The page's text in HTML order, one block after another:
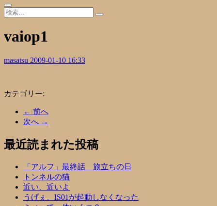
vaiop1
masatsu 2009-01-10 16:33
カテゴリー:
← 前へ
次へ →
最近読まれた投稿
「アルフ」最終話 旅立ちの日
トンネルの猫
近い、近いよ
うげぇ、IS01が起動しなくなった